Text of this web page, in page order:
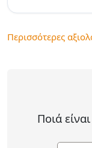
Περισσότερες
Ποιά